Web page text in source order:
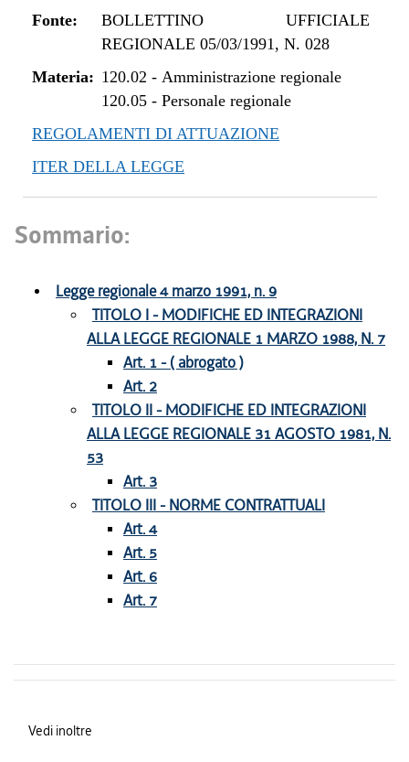
Fonte:
BOLLETTINO UFFICIALE
REGIONALE 05/03/1991, N. 028
Materia: 120.02 - Amministrazione regionale
120.05- Personale regionale
REGOLAMENTI DI ATTUAZIONE
ITER DELLA LEGGE
Sommario:
Legge regionale 4 marzo 1991, n. 9
TITOLO I - MODIFICHE ED INTEGRAZIONI
ALLA LEGGE REGIONALE 1 MARZO 1988, N. 7
Art. 1 - ( abrogato )
Art. 2
TITOLO II - MODIFICHE ED INTEGRAZIONI
ALLA LEGGE REGIONALE 31 AGOSTO 1981, N.
53
Art. 3
TITOLO III - NORME CONTRATTUALI
Art. 4
Art. 5
Art. 6
Art. 7
Vedi inoltre